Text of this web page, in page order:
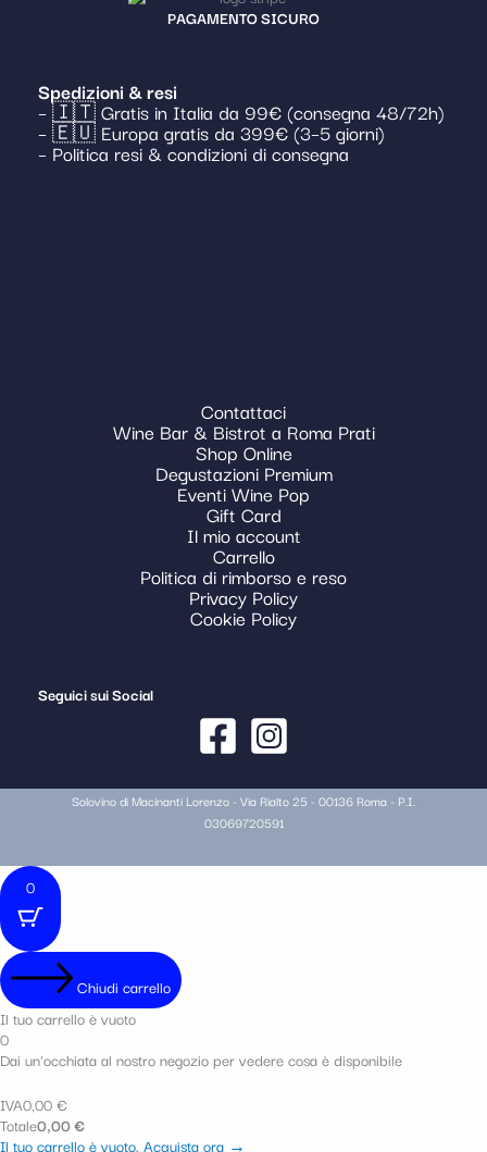
PAGAMENTO SICURO
Spedizioni & resi
– 🇮🇹 Gratis in Italia da 99€ (consegna 48/72h)
– 🇪🇺 Europa gratis da 399€ (3–5 giorni)
– Politica resi & condizioni di consegna
Contattaci
Wine Bar & Bistrot a Roma Prati
Shop Online
Degustazioni Premium
Eventi Wine Pop
Gift Card
Il mio account
Carrello
Politica di rimborso e reso
Privacy Policy
Cookie Policy
Seguici sui Social
Solovino di Macinanti Lorenzo - Via Rialto 25 - 00136 Roma - P.I.
03069720591
0
Chiudi carrello
Il tuo carrello è vuoto
0
Dai un'occhiata al nostro negozio per vedere cosa è disponibile
IVA0,00€
Totale0,00€
Il tuo carrello è vuoto. Acquista ora →